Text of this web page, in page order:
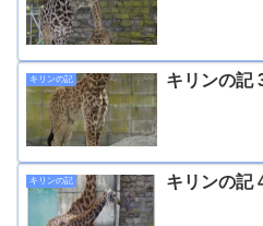
キリンの記 キリンの記
キリンの記 キリンの記